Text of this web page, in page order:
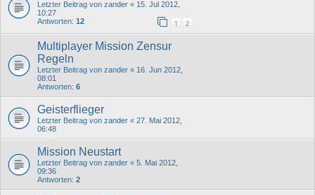
Letzter Beitrag von zander « 15. Jul 2012,
10:27
Antworten: 12 1 2
Multiplayer Mission Zensur
Regeln
Letzter Beitrag von zander « 16. Jun 2012,
08:01
Antworten: 6
Geisterflieger
Letzter Beitrag von zander « 27. Mai 2012,
06:48
Mission Neustart
Letzter Beitrag von zander « 5. Mai 2012,
09:36
Antworten: 2